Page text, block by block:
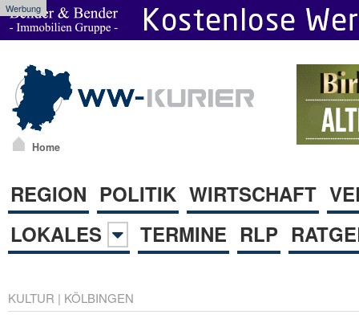
Werbung
Home
REGION POLITIK WIRTSCHAFT
LOKALES
TERMINE RLP
KULTUR | KÖLBINGEN